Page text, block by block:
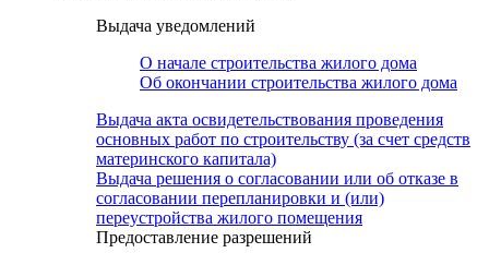
Выдача уведомлений
О начале строительства жилого дома
Об окончании строительства жилого дома
Выдача акта освидетельствования проведения
основных работ по строительству (за счет средств
материнского капитала)
Выдача решения о согласовании или об отказе в
согласовании перепланировки и (или)
переустройства жилого помещения
Предоставление разрешений